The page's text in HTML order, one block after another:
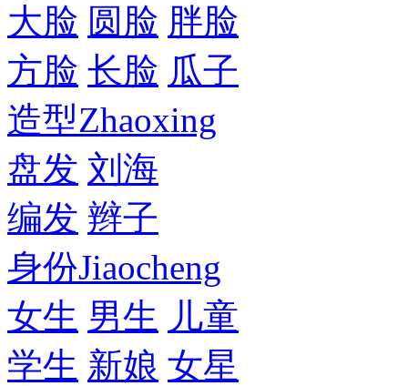
大脸 圆脸 胖脸
方脸 长脸 瓜子
造型Zhaoxing
盘发 刘海
编发 辫子
身份Jiaocheng
女生 男生 儿童
学生 新娘 女星